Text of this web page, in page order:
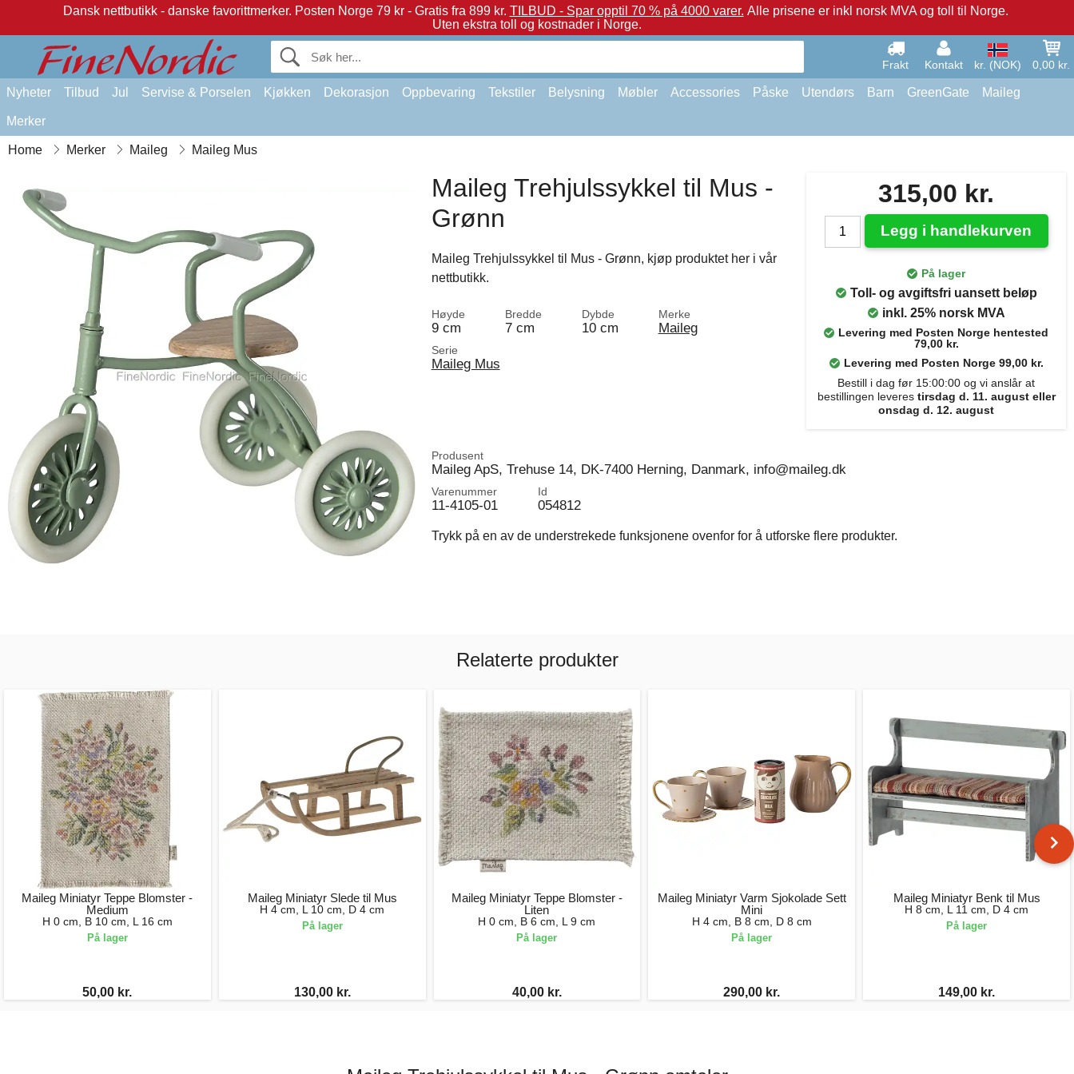
Dansk nettbutikk - danske favorittmerker. Posten Norge 79 kr - Gratis fra 899 kr. TILBUD - Spar opptil 70 % på 4000 varer. Alle prisene er inkl norsk MVA og toll til Norge.
Uten ekstra toll og kostnader i Norge.
Frakt Kontakt kr. (NOK) 0,00 kr.
Nyheter Tilbud Jul Servise & Porselen Kjøkken Dekorasjon Oppbevaring Tekstiler Belysning Møbler Accessories Påske Utendørs Barn GreenGate Maileg
Merker
Home Merker Maileg Maileg Mus
315,00 kr.
Legg i handlekurven
På lager
Toll- og avgiftsfri uansett beløp
inkl. 25% norsk MVA
Levering med Posten Norge hentested
79,00 kr.
Levering med Posten Norge 99,00 kr.
Bestill i dag før 15:00:00 og vi anslår at
bestillingen leveres tirsdag d. 11. august eller
onsdag d. 12. august
Maileg Trehjulssykkel til Mus -
Grønn
Maileg Trehjulssykkel til Mus - Grønn, kjøp produktet her i vår
nettbutikk.
Høyde
9 cm
Bredde
7 cm
Dybde
10 cm
Merke
Maileg
Serie
Maileg Mus
Produsent
Maileg ApS, Trehuse 14, DK-7400 Herning, Danmark, info@maileg.dk
Varenummer
11-4105-01
Id
054812
Trykk på en av de understrekede funksjonene ovenfor for å utforske flere produkter.
Relaterte produkter
Maileg Miniatyr Teppe Blomster -
Medium
H 0 cm, B 10 cm, L 16 cm
På lager
50,00 kr.
Maileg Miniatyr Slede til Mus
H 4 cm, L 10 cm, D 4 cm
På lager
130,00 kr.
Maileg Miniatyr Teppe Blomster -
Liten
H 0 cm, B 6 cm, L 9 cm
På lager
40,00 kr.
Maileg Miniatyr Varm Sjokolade Sett
Mini
H 4 cm, B 8 cm, D 8 cm
På lager
290,00 kr.
Maileg Miniatyr Benk til Mus
H 8 cm, L 11 cm, D 4 cm
På lager
149,00 kr.